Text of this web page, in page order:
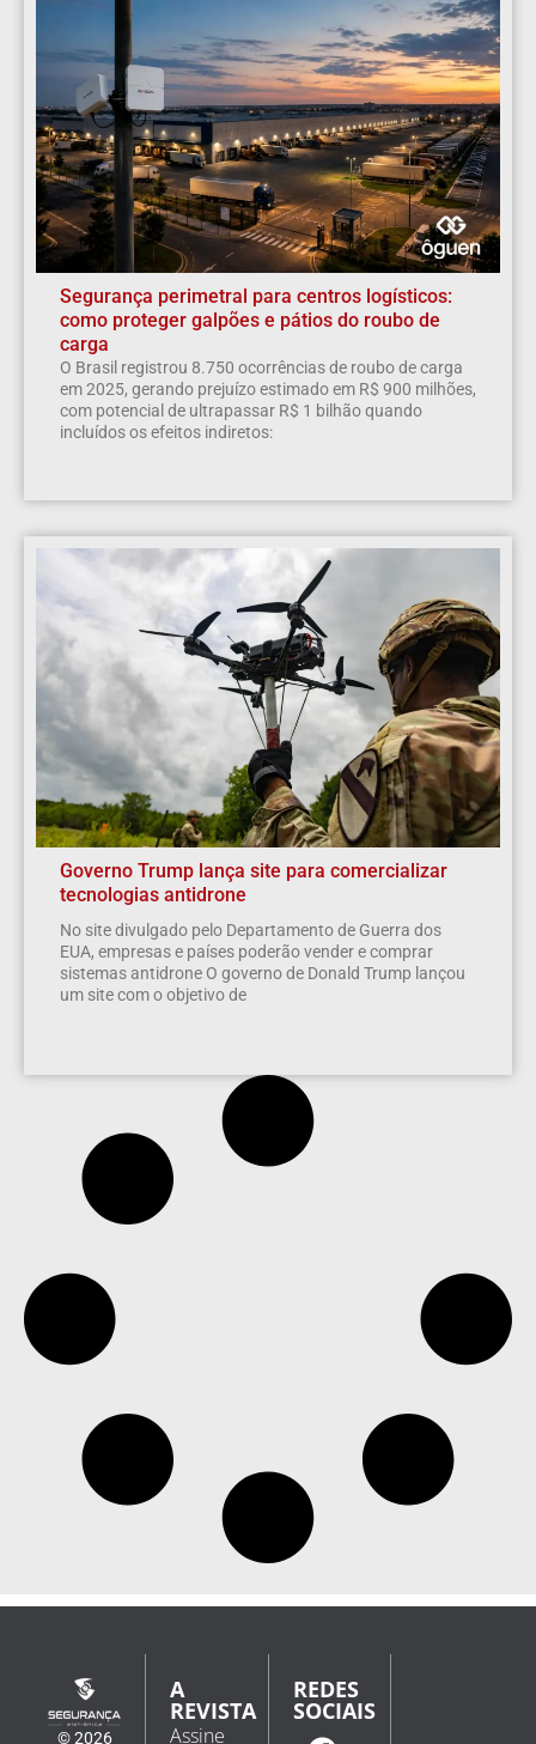
Segurança perimetral para centros logísticos:
como proteger galpões e pátios do roubo de
carga
O Brasil registrou 8.750 ocorrências de roubo de carga
em 2025, gerando prejuízo estimado em R$ 900 milhões,
com potencial de ultrapassar R$ 1 bilhão quando
incluídos os efeitos indiretos:
Governo Trump lança site para comercializar
tecnologias antidrone
No site divulgado pelo Departamento de Guerra dos
EUA, empresas e países poderão vender e comprar
sistemas antidrone O governo de Donald Trump lançou
um site com o objetivo de
© 2026
A
REVISTA
Assine
REDES
SOCIAIS